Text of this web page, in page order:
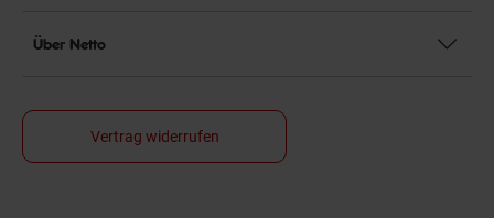
Über Netto
Vertrag widerrufen